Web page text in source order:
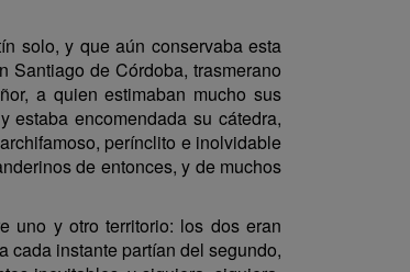
solo, y que aún conservaba esta
Santiago de Córdoba, trasmerano
a quien estimaban mucho sus
encomendada su cátedra,
perínclito e inolvidable
de entonces, y de muchos
uno y otro territorio: los dos eran
cada instante partían del segundo,